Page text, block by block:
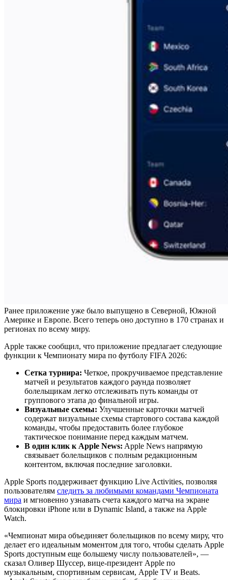
Ранее приложение уже было выпущено в Северной, Южной
Америке и Европе. Всего теперь оно доступно в 170 странах и
регионах по всему миру.
Apple также сообщил, что приложение предлагает следующие
функции к Чемпионату мира по футболу FIFA 2026:
Сетка турнира: Четкое, прокручиваемое представление
матчей и результатов каждого раунда позволяет
болельщикам легко отслеживать путь команды от
группового этапа до финальной игры.
Визуальные схемы: Улучшенные карточки матчей
содержат визуальные схемы стартового состава каждой
команды, чтобы предоставить более глубокое
тактическое понимание перед каждым матчем.
В один клик к Apple News: Apple News напрямую
связывает болельщиков с полным редакционным
контентом, включая последние заголовки.
Apple Sports поддерживает функцию Live Activities, позволяя
пользователям следить за любимыми командами Чемпионата
мира и мгновенно узнавать счета каждого матча на экране
блокировки iPhone или в Dynamic Island, а также на Apple
Watch.
«Чемпионат мира объединяет болельщиков по всему миру, что
делает его идеальным моментом для того, чтобы сделать Apple
Sports доступным еще большему числу пользователей», —
сказал Оливер Шуссер, вице-президент Apple по
музыкальным, спортивным сервисам, Apple TV и Beats.